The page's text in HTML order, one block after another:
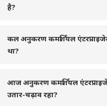
है?
कल अनुकरण कमर्शियल
था?
आज अनुकरण कमर्शियल
उतार-चढ़ाव रहा?